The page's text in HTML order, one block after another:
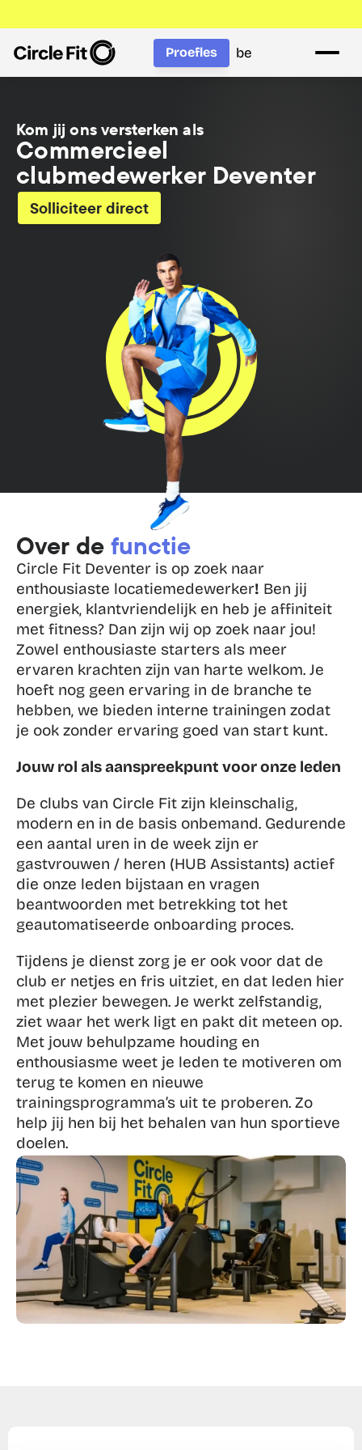
be
Proefles
Kom jij ons versterken als
Commercieel
clubmedewerker Deventer
Solliciteer direct
Over de functie
Circle Fit Deventer is op zoek naar
enthousiaste locatiemedewerker! Ben jij
energiek, klantvriendelijk en heb je affiniteit
met fitness? Dan zijn wij op zoek naar jou!
Zowel enthousiaste starters als meer
ervaren krachten zijn van harte welkom. Je
hoeft nog geen ervaring in de branche te
hebben, we bieden interne trainingen zodat
je ook zonder ervaring goed van start kunt.
Jouw rol als aanspreekpunt voor onze leden
De clubs van Circle Fit zijn kleinschalig,
modern en in de basis onbemand. Gedurende
een aantal uren in de week zijn er
gastvrouwen / heren (HUB Assistants) actief
die onze leden bijstaan en vragen
beantwoorden met betrekking tot het
geautomatiseerde onboarding proces.
Tijdens je dienst zorg je er ook voor dat de
club er netjes en fris uitziet, en dat leden hier
met plezier bewegen. Je werkt zelfstandig,
ziet waar het werk ligt en pakt dit meteen op.
Met jouw behulpzame houding en
enthousiasme weet je leden te motiveren om
terug te komen en nieuwe
trainingsprogramma’s uit te proberen. Zo
help jij hen bij het behalen van hun sportieve
doelen.